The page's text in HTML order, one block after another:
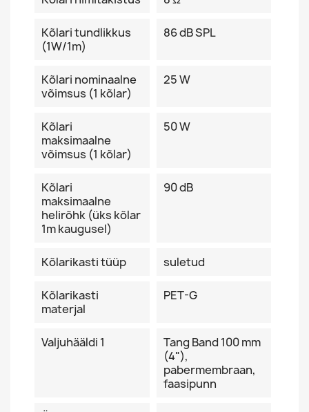
Kõlari tundlikkus
(1W/1m)
86 dB SPL
Kõlari nominaalne
võimsus (1 kõlar)
25 W
Kõlari
maksimaalne
võimsus (1 kõlar)
50 W
Kõlari
maksimaalne
helirõhk (üks kõlar
1m kaugusel)
90 dB
Kõlarikasti tüüp suletud
Kõlarikasti
materjal
PET-G
Valjuhääldi 1
Tang Band 100 mm
(4"),
pabermembraan,
faasipunn